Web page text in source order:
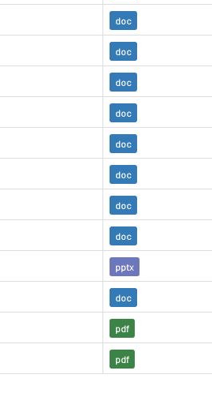
doc
doc
doc
doc
doc
doc
doc
doc
pptx
doc
pdf
pdf